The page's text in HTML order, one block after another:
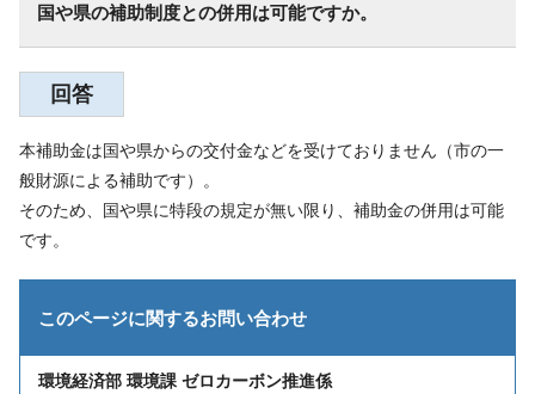
国や県の補助制度との併用は可能ですか。
回答
本補助金は国や県からの交付金などを受けておりません（市の一
般財源による補助です）。
そのため、国や県に特段の規定が無い限り、補助金の併用は可能
です。
このページに関するお問い合わせ
環境経済部 環境課 ゼロカーボン推進係